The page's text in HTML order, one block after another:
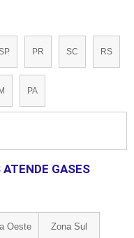
PR SC RS
PA
GASES
Oeste Zona Sul